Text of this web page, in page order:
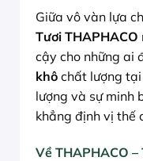
Giữa vô vàn lựa
Tươi THAPHACO
cậy cho những ai
khô chất lượng tại
lượng và sự minh
khẳng định vị thế
Về THAPHACO